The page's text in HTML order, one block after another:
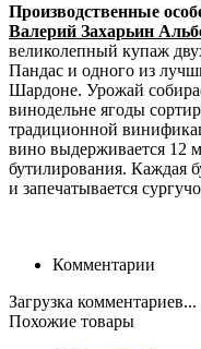
Производственные
Валерий Захарьин
великолепный купаж
Пандас и одного из
Шардоне. Урожай
винодельне ягоды
традиционной
вино выдерживается 12
бутилирования. Каждая
и запечатывается
Комментарии
Загрузка комментариев...
Похожие товары